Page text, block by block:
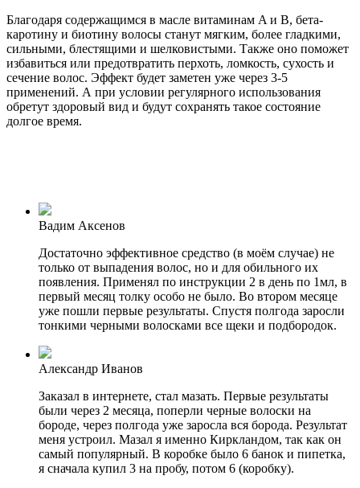
Благодаря содержащимся в масле витаминам A и B, бета-
каротину и биотину волосы станут мягким, более гладкими,
сильными, блестящими и шелковистыми. Также оно поможет
избавиться или предотвратить перхоть, ломкость, сухость и
сечение волос. Эффект будет заметен уже через 3-5
применений. А при условии регулярного использования
обретут здоровый вид и будут сохранять такое состояние
долгое время.
Вадим Аксенов
Достаточно эффективное средство (в моём случае) не
только от выпадения волос, но и для обильного их
появления. Применял по инструкции 2 в день по 1мл, в
первый месяц толку особо не было. Во втором месяце
уже пошли первые результаты. Спустя полгода заросли
тонкими черными волосками все щеки и подбородок.
Александр Иванов
Заказал в интернете, стал мазать. Первые результаты
были через 2 месяца, поперли черные волоски на
бороде, через полгода уже заросла вся борода. Результат
меня устроил. Мазал я именно Киркландом, так как он
самый популярный. В коробке было 6 банок и пипетка,
я сначала купил 3 на пробу, потом 6 (коробку).